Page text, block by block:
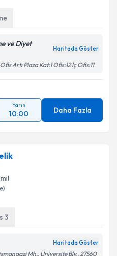
Gönder
ve Diyet
Haritada Göster
Artı Plaza Kat:1 Ofis:12 İç Ofis:11
Yarın
10:00 Daha Fazla
3
Haritada Göster
Mh., Üniversite Blv., 27560